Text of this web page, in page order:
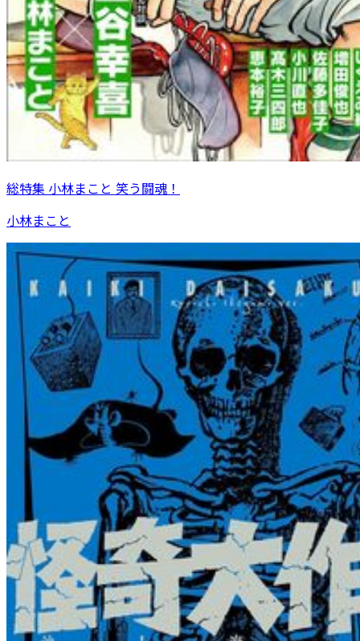
総特集 小林まこと 笑う闘魂！
小林まこと